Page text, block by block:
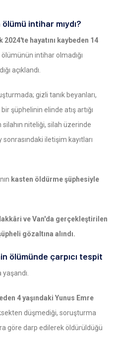
intihar mıydı?
2024'te hayatını kaybeden 14
ölümünün intihar olmadığı
açıklandı.
gizli tanık beyanları,
şüphelinin elinde atış artığı
niteliği, silah üzerinde
iletişim kayıtları
kasten öldürme şüphesiyle
ve Van'da gerçekleştirilen
gözaltına alındı.
ölümünde çarpıcı tespit
4 yaşındaki Yunus Emre
düşmediği, soruşturma
göre darp edilerek öldürüldüğü